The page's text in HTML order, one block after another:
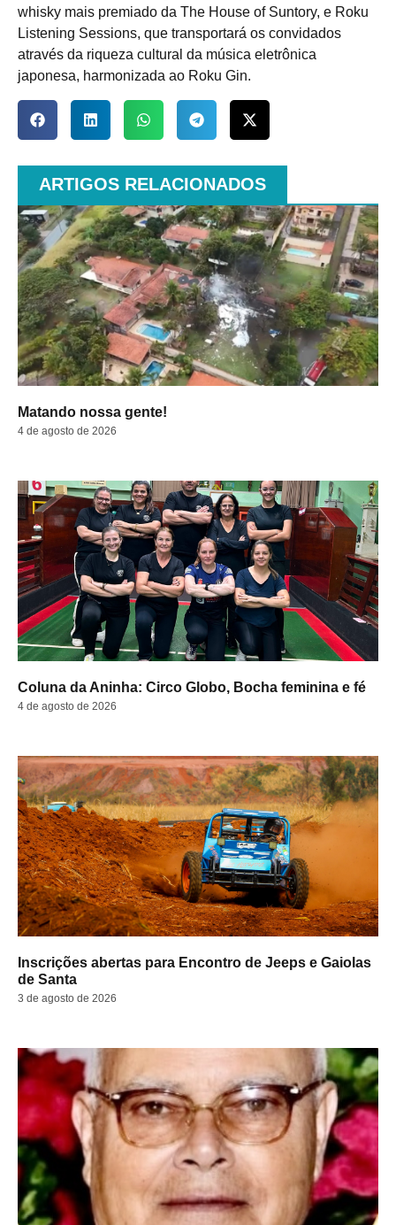
whisky mais premiado da The House of Suntory, e Roku
Listening Sessions, que transportará os convidados
através da riqueza cultural da música eletrônica
japonesa, harmonizada ao Roku Gin.
ARTIGOS RELACIONADOS
Matando nossa gente!
4 de agosto de 2026
Coluna da Aninha: Circo Globo, Bocha feminina e fé
4 de agosto de 2026
Inscrições abertas para Encontro de Jeeps e Gaiolas
de Santa
3 de agosto de 2026